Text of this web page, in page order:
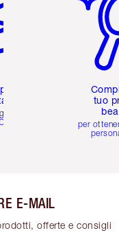
tuo
per
E-MAIL
offerte e consigli